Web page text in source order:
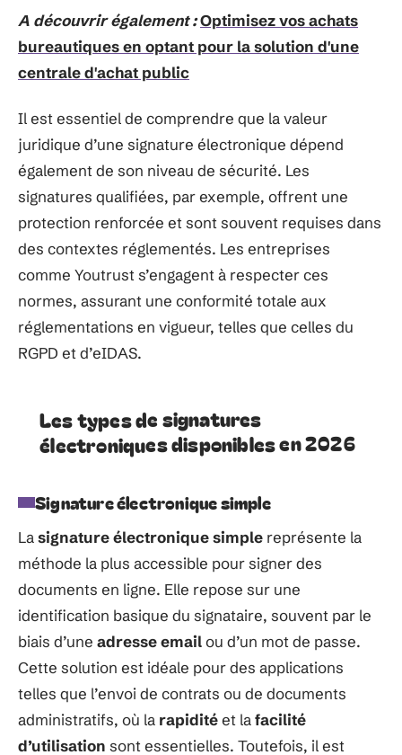
A découvrir également :Optimisez vos achats
bureautiques en optant pour la solution d'une
centrale d'achat public
Il est essentiel de comprendre que la valeur
juridique d’une signature électronique dépend
également de son niveau de sécurité. Les
signatures qualifiées, par exemple, offrent une
protection renforcée et sont souvent requises dans
des contextes réglementés. Les entreprises
comme Youtrust s’engagent à respecter ces
normes, assurant une conformité totale aux
réglementations en vigueur, telles que celles du
RGPD et d’eIDAS.
Les types de signatures
électroniques disponibles en 2026
Signature électronique simple
Lasignature électronique simple représente la
méthode la plus accessible pour signer des
documents en ligne. Elle repose sur une
identification basique du signataire, souvent par le
biais d’une adresse emailou d’un mot de passe.
Cette solution est idéale pour des applications
telles que l’envoi de contrats ou de documents
administratifs, où la rapiditéet lafacilité
d’utilisation sont essentielles. Toutefois, il est